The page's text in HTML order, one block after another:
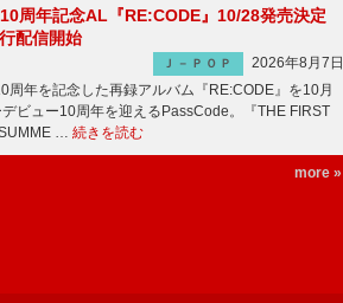
周年記念AL『RE:CODE』10/28発売決定
配信開始
Ｊ－ＰＯＰ
2026年8月7日
年を記念した再録アルバム『RE:CODE』を10月
ビュー10周年を迎えるPassCode。『THE FIRST
… 続きを読む
more »